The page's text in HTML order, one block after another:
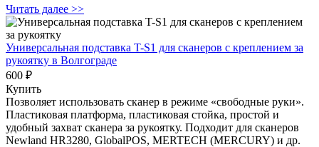
Читать далее >>
Универсальная подставка T-S1 для сканеров с креплением за
рукоятку в Волгограде
600 ₽
Купить
Позволяет использовать сканер в режиме «свободные руки».
Пластиковая платформа, пластиковая стойка, простой и
удобный захват сканера за рукоятку. Подходит для сканеров
Newland HR3280, GlobalPOS, MERTECH (MERCURY) и др.